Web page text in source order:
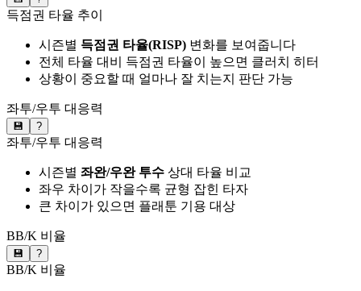
득점권 타율 추이
시즌별 득점권 타율(RISP) 변화를 보여줍니다
전체 타율 대비 득점권 타율이 높으면 클러치 히터
상황이 중요할 때 얼마나 잘 치는지 판단 가능
좌투/우투 대응력
💾 ?
좌투/우투 대응력
시즌별 좌완/우완 투수 상대 타율 비교
좌우 차이가 작을수록 균형 잡힌 타자
큰 차이가 있으면 플래툰 기용 대상
BB/K 비율
💾 ?
BB/K 비율